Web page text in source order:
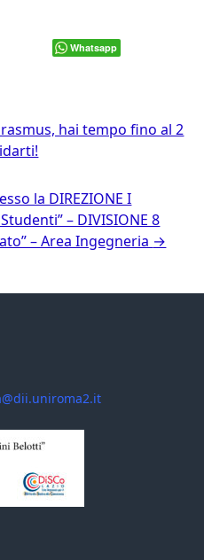
Whatsapp
hai tempo fino al 2
la DIREZIONE I
– DIVISIONE 8
– Area Ingegneria →